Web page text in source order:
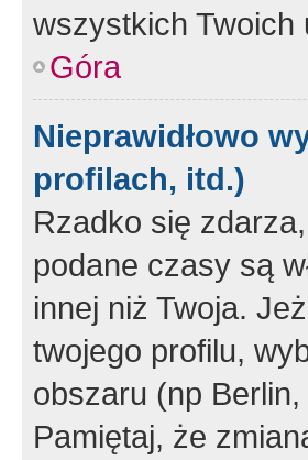
wszystkich Twoich
Góra
Nieprawidłowo
profilach, itd.)
Rzadko się
podane czasy są
innej niż Twoja.
twojego profilu,
obszaru (np
Pamiętaj, że